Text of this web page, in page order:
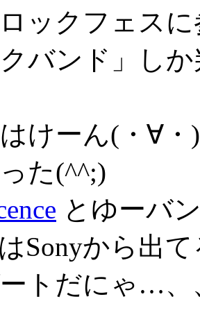
ロックフェス
クバンド」し
けーん(・∀
た(^^;)
とゆーバ
Sonyから出
トだにゃ…、